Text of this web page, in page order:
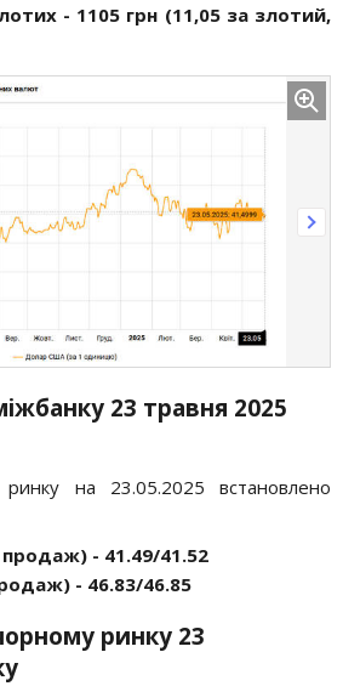
- 1105 грн (11,05 за злотий,
23 травня 2025
ринку на 23.05.2025 встановлено
- 41.49/41.52
- 46.83/46.85
ринку 23